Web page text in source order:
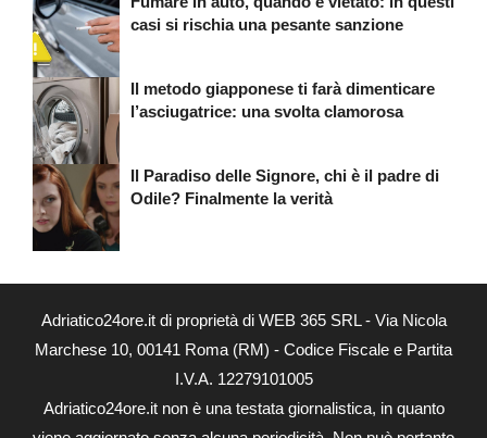
casi si rischia una pesante sanzione
Il metodo giapponese ti farà dimenticare
l’asciugatrice: una svolta clamorosa
Il Paradiso delle Signore, chi è il padre di
Odile? Finalmente la verità
Adriatico24ore.it di proprietà di WEB 365 SRL - Via Nicola
Marchese 10, 00141 Roma (RM) - Codice Fiscale e Partita
I.V.A. 12279101005
Adriatico24ore.it non è una testata giornalistica, in quanto